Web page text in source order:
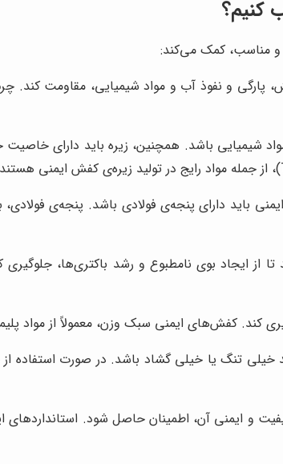
کنیم؟
و مناسب، کمک می‌کند:
پارگی و نفوذ آب و مواد شیمیایی، مقاومت کند.
شیمیایی باشد. همچنین، زیره باید دارای
باید دارای پنجه‌ی فولادی باشد. پنجه‌ی فولادی،
ایجاد بوی نامطبوع و رشد باکتری‌ها،
کند. کفش‌های ایمنی سبک وزن، معمولاً از مواد
تنگ یا خیلی گشاد باشد. در صورت استفاده از